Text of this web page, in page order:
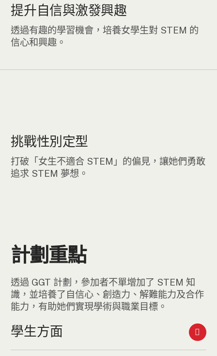
提升自信與激發興趣
透過有趣的學習機會，培養女學生對 STEM 的
信心和興趣。
挑戰性別定型
打破「女生不適合 STEM」的偏見，讓她們勇敢
追求 STEM 夢想。
計劃重點
透過 GGT 計劃，參加者不單增加了 STEM 知
識，並培養了自信心、創造力、解難能力及合作
能力，有助她們實現學術與職業目標。
學生方面